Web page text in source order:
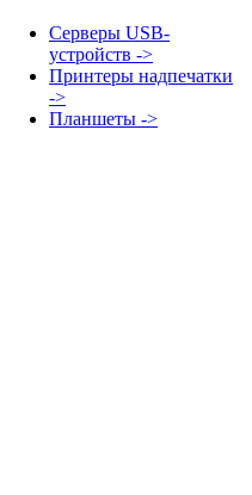
Серверы USB-
устройств ->
Принтеры надпечатки
->
Планшеты ->